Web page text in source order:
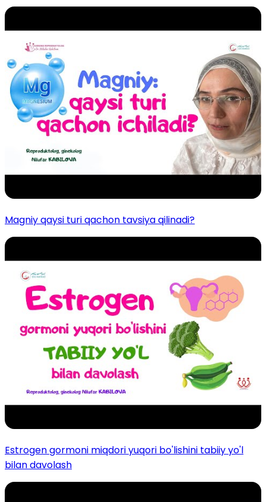
Magniy qaysi turi qachon tavsiya qilinadi?
Estrogen gormoni miqdori yuqori bo'lishini tabiiy yo'l
bilan davolash